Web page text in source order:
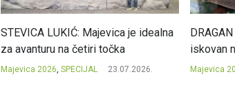
STEVICA LUKIĆ: Majevica je idealna
za avanturu na četiri točka
Majevica 2026, SPECIJAL 23.07.2026.
iskovan
Majevica